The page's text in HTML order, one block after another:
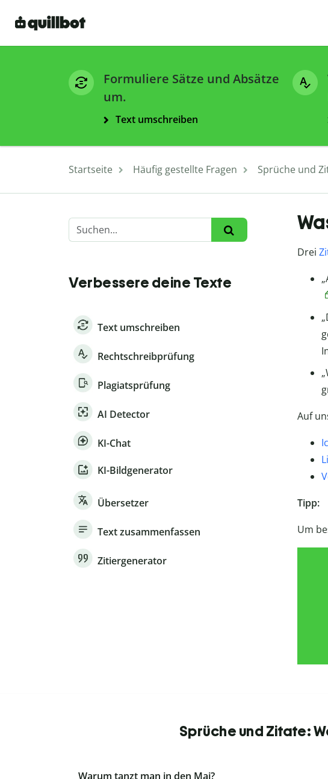
Formuliere Sätze und Absätze
um.
Text umschreiben
Startseite Häufig gestellte Fragen Sprüche und
Verbessere deine Texte
Text umschreiben
Rechtschreibprüfung
Plagiatsprüfung
AI Detector
KI-Chat
KI-Bildgenerator
Übersetzer
Text zusammenfassen
Zitiergenerator
Drei
Auf
Tipp:
Um
Sprüche und Zitate:
Warum tanzt man in den Mai?